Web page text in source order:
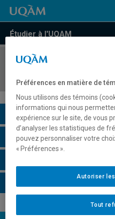
Étudier à l'UQAM
COURS//
Description du cours
Horaire - Été 2026
Préférences en matière de
Nous utilisons des témoins
informations qui nous
expérience sur le site, de vous
d’analyser les statistiques de
pouvez personnaliser votre
« Préférences ».
Tout
Autoriser